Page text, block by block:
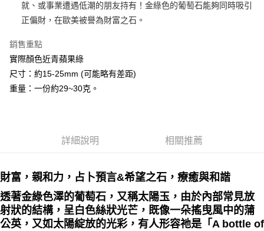
悠遊付
ATM付款
全家取貨付款
每筆NT$80，滿NT$3,000(含以上)免運費
每筆NT$80，滿NT$3,000(含以上)免運費
郵局幫你送（離島）
每筆NT$80，滿NT$3,000(含以上)免運費
就、或事業遭遇低潮的朋友持有！金綠色的葡萄石能夠同時吸引
正偏財，在歐美被譽為財富之石。
銷售重點
實際顏色近青蘋果綠
尺寸：約15-25mm (可能略有差距)
重量：一份約29~30克。
詳細說明 相關推薦
財富，親和力，占卜預言&希望之石，療癒與和諧
透著金綠色澤的葡萄石，又稱太陽玉，由於內部常見放
射狀的結構，呈白色絲狀光芒，既像一朵搖曳風中的蒲
公英，又如太陽綻放的光彩，有人形容祂是「A bottle of